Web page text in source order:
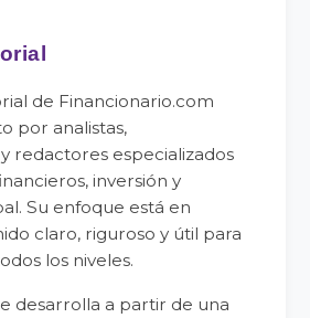
de Financionario.com
por analistas,
redactores especializados
inversión y
Su enfoque está en
claro, riguroso y útil para
los niveles.
desarrolla a partir de una